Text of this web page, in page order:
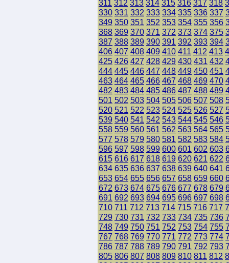
311 312 313 314 315 316 317 318
330 331 332 333 334 335 336 337
349 350 351 352 353 354 355 356
368 369 370 371 372 373 374 375
387 388 389 390 391 392 393 394
406 407 408 409 410 411 412 413
425 426 427 428 429 430 431 432
444 445 446 447 448 449 450 451
463 464 465 466 467 468 469 470
482 483 484 485 486 487 488 489
501 502 503 504 505 506 507 508
520 521 522 523 524 525 526 527
539 540 541 542 543 544 545 546
558 559 560 561 562 563 564 565
577 578 579 580 581 582 583 584
596 597 598 599 600 601 602 603
615 616 617 618 619 620 621 622
634 635 636 637 638 639 640 641
653 654 655 656 657 658 659 660
672 673 674 675 676 677 678 679
691 692 693 694 695 696 697 698
710 711 712 713 714 715 716 717
729 730 731 732 733 734 735 736
748 749 750 751 752 753 754 755
767 768 769 770 771 772 773 774
786 787 788 789 790 791 792 793
805 806 807 808 809 810 811 812